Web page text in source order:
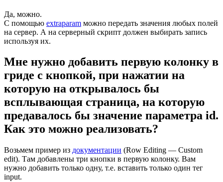
Да, можно.
С помощью extraparam можно передать значения любых полей
на сервер. А на серверный скрипт должен выбирать запись
используя их.
Мне нужно добавить первую колонку в
гриде с кнопкой, при нажатии на
которую на открывалось бы
всплывающая страница, на которую
предавалось бы значение параметра id.
Как это можно реализовать?
Возьмем пример из документации (Row Editing — Custom
edit). Там добавлены три кнопки в первую колонку. Вам
нужно добавить только одну, т.е. вставить только один тег
input.